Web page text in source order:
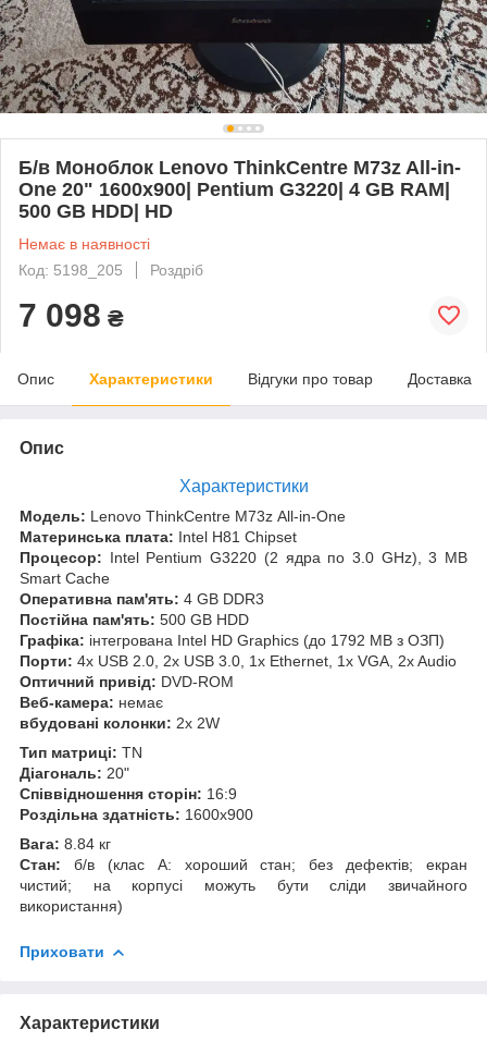
Б/в Моноблок Lenovo ThinkCentre M73z All-in-
One 20" 1600x900| Pentium G3220| 4 GB RAM|
500 GB HDD| HD
Немає в наявності
Код: 5198_205
Роздріб
7 098 ₴
Опис Характеристики Відгуки про товар Доставка
Опис
Характеристики
Модель: Lenovo ThinkCentre M73z All-in-One
Материнська плата: Intel H81 Chipset
Процесор: Intel Pentium G3220 (2 ядра по 3.0 GHz), 3 MB
Smart Cache
Оперативна пам'ять: 4 GB DDR3
Постійна пам'ять: 500 GB HDD
Графіка: інтегрована Intel HD Graphics (до 1792 MB з ОЗП)
Порти: 4x USB 2.0, 2x USB 3.0, 1x Ethernet, 1x VGA, 2x Audio
Оптичний привід: DVD-ROM
Веб-камера: немає
вбудовані колонки: 2x 2W
Тип матриці: TN
Діагональ: 20"
Співвідношення сторін: 16:9
Роздільна здатність: 1600x900
Вага: 8.84 кг
Стан: б/в (клас А: хороший стан; без дефектів; екран
чистий; на корпусі можуть бути сліди звичайного
використання)
Приховати
Характеристики